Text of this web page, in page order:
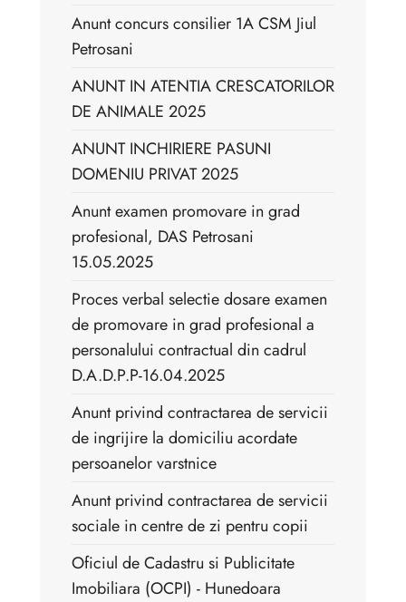
Anunt concurs consilier 1A CSM Jiul
Petrosani
ANUNT IN ATENTIA CRESCATORILOR
DE ANIMALE 2025
ANUNT INCHIRIERE PASUNI
DOMENIU PRIVAT 2025
Anunt examen promovare in grad
profesional, DAS Petrosani
15.05.2025
Proces verbal selectie dosare examen
de promovare in grad profesional a
personalului contractual din cadrul
D.A.D.P.P-16.04.2025
Anunt privind contractarea de servicii
de ingrijire la domiciliu acordate
persoanelor varstnice
Anunt privind contractarea de servicii
sociale in centre de zi pentru copii
Oficiul de Cadastru si Publicitate
Imobiliara (OCPI) - Hunedoara